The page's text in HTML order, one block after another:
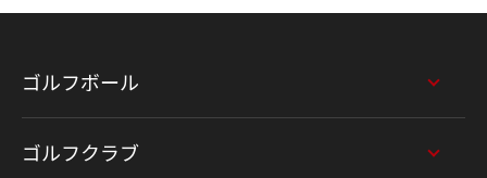
ゴルフボール
ゴルフクラブ